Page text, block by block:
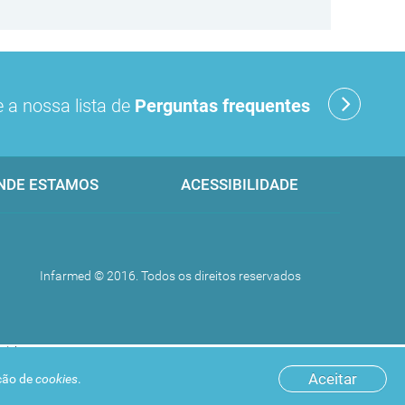
Aceitar
decookies.
a nossa lista de Perguntas frequentes
ESTAMOS ACESSIBILIDADE
Infarmed © 2016. Todos os direitos reservados